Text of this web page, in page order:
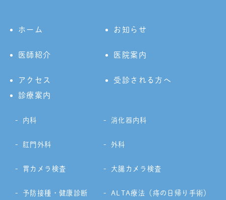
ホーム お知らせ
医師紹介 医院案内
アクセス
受診される方へ
診療案内
内科 消化器内科
肛門外科 外科
胃カメラ検査 大腸カメラ検査
予防接種・健康診断 ALTA療法（痔の日帰り手術）